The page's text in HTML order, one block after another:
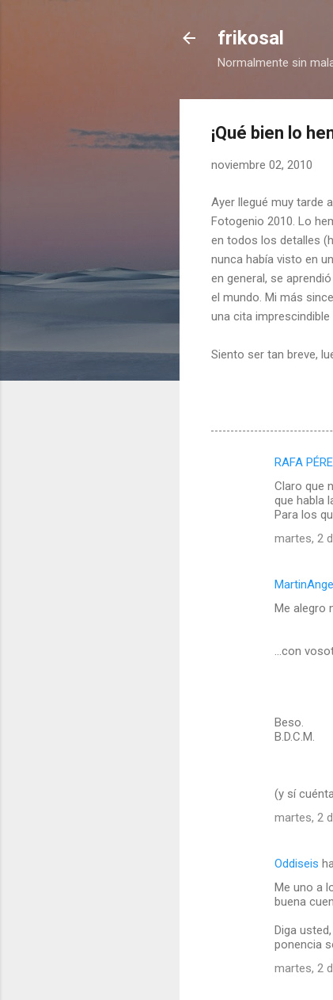
frikosal
Normalmente sin
¡Qué bien lo
noviembre 02, 2010
Ayer llegué muy tarde
Fotogenio 2010. Lo
en todos los detalles
nunca había visto en
en general, se
el mundo. Mi más
una cita imprescindible
Siento ser tan breve,
RAFA
Claro que
que habla
Para los
martes, 2
Me alegro
...con
Beso.
B.D.C.M.
(y sí
martes, 2
Oddiseis
Me uno a
buena
Diga
ponencia
martes, 2